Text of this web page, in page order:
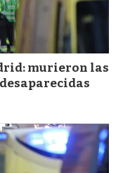
murieron las